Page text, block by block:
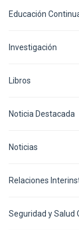
Educación
Investigación
Libros
Noticia Destacada
Noticias
Relaciones
Seguridad y Salud